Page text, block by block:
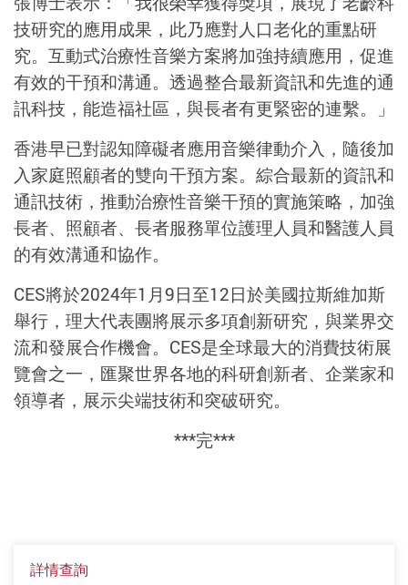
技研究的應用成果，此乃應對人口老化的重點研
究。互動式治療性音樂方案將加強持續應用，促進
有效的干預和溝通。透過整合最新資訊和先進的通
訊科技，能造福社區，與長者有更緊密的連繫。」
香港早已對認知障礙者應用音樂律動介入，隨後加
入家庭照顧者的雙向干預方案。綜合最新的資訊和
通訊技術，推動治療性音樂干預的實施策略，加強
長者、照顧者、長者服務單位護理人員和醫護人員
的有效溝通和協作。
CES將於2024年1月9日至12日於美國拉斯維加斯
舉行，理大代表團將展示多項創新研究，與業界交
流和發展合作機會。CES是全球最大的消費技術展
覽會之一，匯聚世界各地的科研創新者、企業家和
領導者，展示尖端技術和突破研究。
***完***
詳情查詢